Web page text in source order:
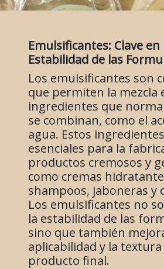
Emulsificantes: Clave en
Estabilidad de las
Los emulsificantes son
que permiten la mezcla
ingredientes que
se combinan, como el
agua. Estos
esenciales para la
productos cremosos y
como cremas
shampoos, jaboneras y
Los emulsificantes no
la estabilidad de las
sino que también
aplicabilidad y la textura
producto final.